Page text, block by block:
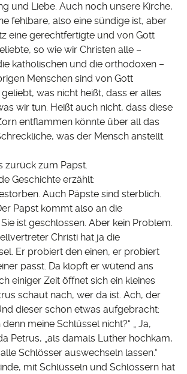
und Liebe. Auch noch unsere Kirche,
fehlbare, also eine sündige ist, aber
eine gerechtfertigte und von Gott
so wie wir Christen alle –
katholischen und die orthodoxen –
Menschen sind von Gott
was nicht heißt, dass er alles
wir tun. Heißt auch nicht, dass diese
entflammen könnte über all das
was der Mensch anstellt.
zurück zum Papst.
Geschichte erzählt:
Auch Päpste sind sterblich.
Papst kommt also an die
ist geschlossen. Aber kein Problem.
Christi hat ja die
Er probiert den einen, er probiert
passt. Da klopft er wütend ans
einiger Zeit öffnet sich ein kleines
schaut nach, wer da ist. Ach, der
dieser schon etwas aufgebracht:
meine Schlüssel nicht?“ „ Ja,
Petrus, „als damals Luther hochkam,
Schlösser auswechseln lassen.“
mit Schlüsseln und Schlössern hat